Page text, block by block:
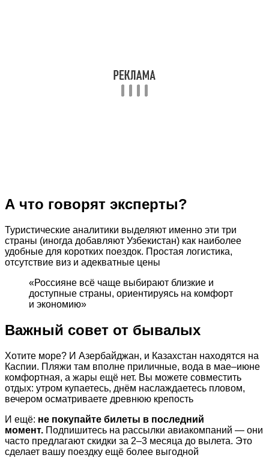
А что говорят эксперты?
Туристические аналитики выделяют именно эти три
страны (иногда добавляют Узбекистан) как наиболее
удобные для коротких поездок. Простая логистика,
отсутствие виз и адекватные цены
«Россияне всё чаще выбирают близкие и
доступные страны, ориентируясь на комфорт
и экономию»
Важный совет от бывалых
Хотите море? И Азербайджан, и Казахстан находятся на
Каспии. Пляжи там вполне приличные, вода в мае–июне
комфортная, а жары ещё нет. Вы можете совместить
отдых: утром купаетесь, днём наслаждаетесь пловом,
вечером осматриваете древнюю крепость
И ещё: не покупайте билеты в последний
момент. Подпишитесь на рассылки авиакомпаний — они
часто предлагают скидки за 2–3 месяца до вылета. Это
сделает вашу поездку ещё более выгодной